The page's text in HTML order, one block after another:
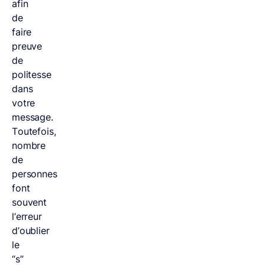
afin
de
faire
preuve
de
politesse
dans
votre
message.
Toutefois,
nombre
de
personnes
font
souvent
l’erreur
d’oublier
le
“s”